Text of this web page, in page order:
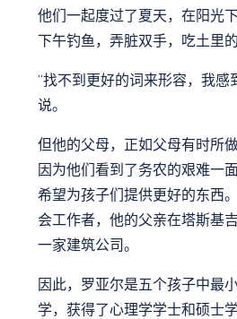
他们一起度过了夏天，在阳光
下午钓鱼，弄脏双手，吃土里的
“找不到更好的词来形容，我感
说。
但他的父母，正如父母有时所
因为他们看到了务农的艰难一
希望为孩子们提供更好的东西
会工作者，他的父亲在塔斯基
一家建筑公司。
因此，罗亚尔是五个孩子中最
学，获得了心理学学士和硕士